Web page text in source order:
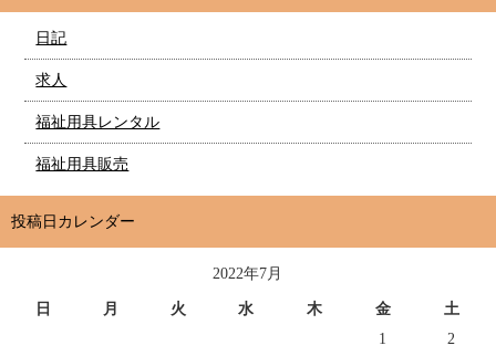
日記
求人
福祉用具レンタル
福祉用具販売
投稿日カレンダー
2022年7月
日 月 火 水 木 金 土
1
2